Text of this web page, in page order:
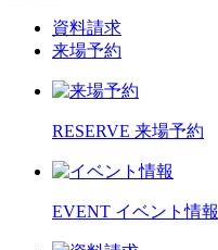
資料請求
来場予約
RESERVE 来場予約
EVENT イベント情報